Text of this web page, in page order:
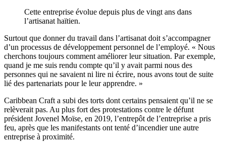
Cette entreprise évolue depuis plus de vingt ans dans
l’artisanat haïtien.
Surtout que donner du travail dans l’artisanat doit s’accompagner
d’un processus de développement personnel de l’employé. « Nous
cherchons toujours comment améliorer leur situation. Par exemple,
quand je me suis rendu compte qu’il y avait parmi nous des
personnes qui ne savaient ni lire ni écrire, nous avons tout de suite
lié des partenariats pour le leur apprendre. »
Caribbean Craft a subi des torts dont certains pensaient qu’il ne se
relèverait pas. Au plus fort des protestations contre le défunt
président Jovenel Moïse, en 2019, l’entrepôt de l’entreprise a pris
feu, après que les manifestants ont tenté d’incendier une autre
entreprise à proximité.